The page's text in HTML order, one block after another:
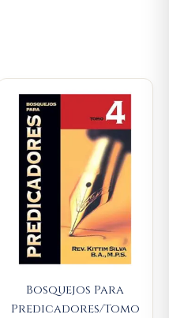
Bosquejos Para
Predicadores/Tomo
price
$89.900.
Current
price
is: